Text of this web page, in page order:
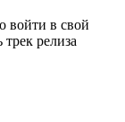
войти в свой
релиза